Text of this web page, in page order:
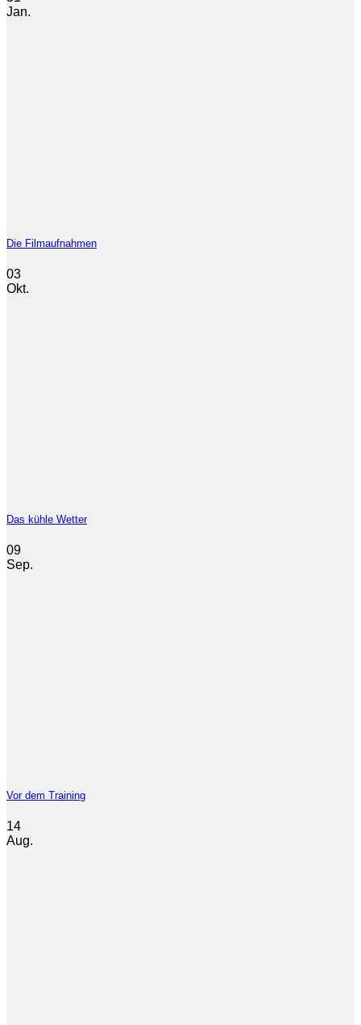
Jan.
Die Filmaufnahmen
03
Okt.
Das kühle Wetter
09
Sep.
Vor dem Training
14
Aug.